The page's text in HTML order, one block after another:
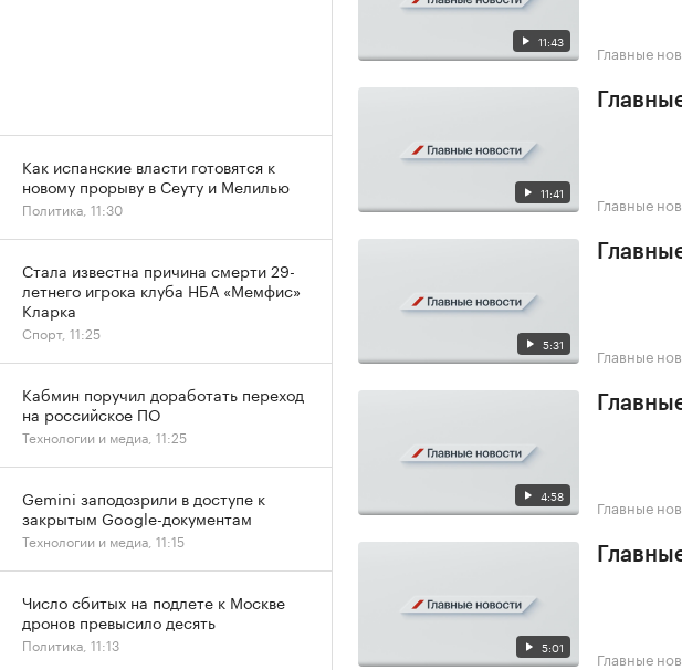
11:43 Главные
11:41 Главные
5:31 Главные
4:58 Главные
5:01 Главные
Как испанские власти готовятся к
новому прорыву в Сеуту и Мелилью
Политика, 11:30
Стала известна причина смерти 29-
летнего игрока клуба НБА «Мемфис»
Кларка
Спорт, 11:25
Кабмин поручил доработать переход
на российское ПО
Технологии и медиа, 11:25
Gemini заподозрили в доступе к
закрытым Google-документам
Технологии и медиа, 11:15
Число сбитых на подлете к Москве
дронов превысило десять
Политика, 11:13